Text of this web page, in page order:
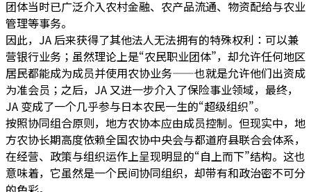
团体当时已广泛介入农村金融、农产品流通、物资配给与农业
管理等事务。
因此， JA 后来获得了其他法人无法拥有的特殊权利：可以兼
营银行业务；虽然理论上是“农民职业团体”，却允许任何地区
居民都能成为成员并使用农协业务——也就是允许他们出资成
为准会员；之后， JA 又进一步介入了保险事业领域，最终，
JA 变成了一个几乎参与日本农民一生的“超级组织”。
按照协同组合原则，地方农协本应由成员控制。但现实中， 地
方农协长期高度依赖全国农协中央会与都道府县联合会体系，
在经营、政策与组织运作上呈现明显的“自上而下”结构。这也
意味着，它虽然是一个民间协同组织，却带有和政治密不可分